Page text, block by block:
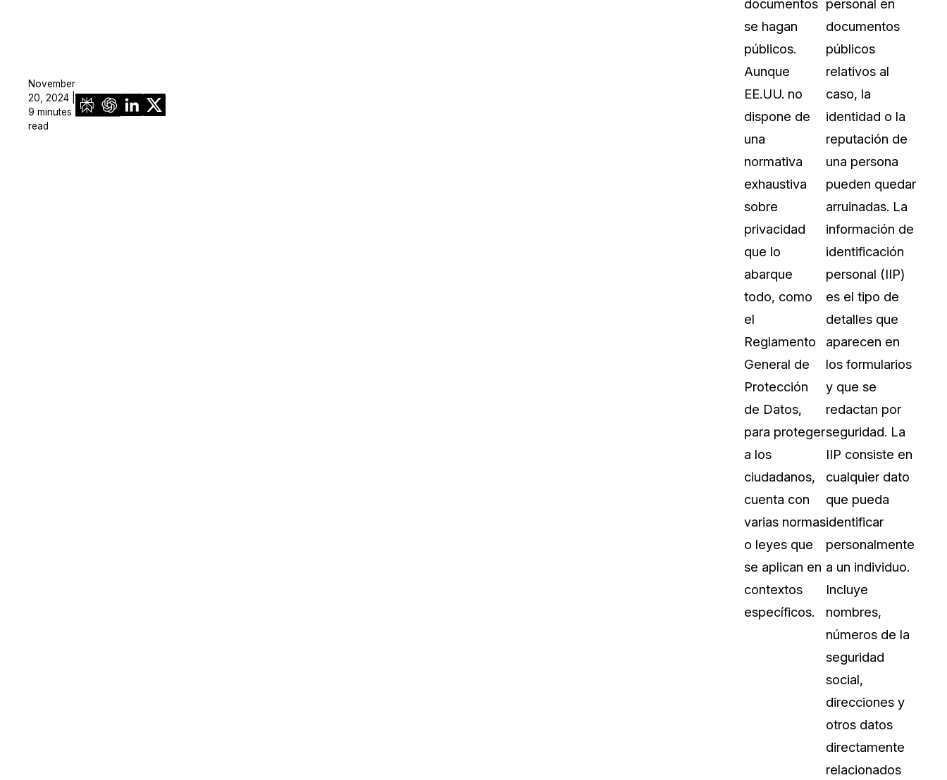
Sobre nosotros
Más información sobre
misión
Trabaja con nosotros
Únase a nuestro equipo y
construir el futuro de la redacción
Contáctanos
Póngase en contacto con nuestro
November
20, 2024 |
9 minutes
read
documentos
se hagan
públicos.
Aunque
EE.UU. no
dispone de
una
normativa
exhaustiva
sobre
privacidad
que lo
abarque
todo, como
el
Reglamento
General de
Protección
de Datos,
para proteger
a los
ciudadanos,
cuenta con
varias normas
o leyes que
se aplican en
contextos
específicos.
personal en
documentos
públicos
relativos al
caso, la
identidad o la
reputación de
una persona
pueden quedar
arruinadas. La
información de
identificación
personal (IIP)
es el tipo de
detalles que
aparecen en
los formularios
y que se
redactan por
seguridad. La
IIP consiste en
cualquier dato
que pueda
identificar
personalmente
a un individuo.
Incluye
nombres,
números de la
seguridad
social,
direcciones y
otros datos
directamente
relacionados